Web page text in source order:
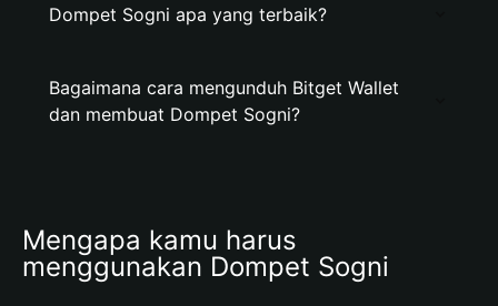
Dompet Sogni apa yang terbaik?
Bagaimana cara mengunduh Bitget Wallet
dan membuat Dompet Sogni?
Mengapa kamu harus
menggunakan Dompet Sogni